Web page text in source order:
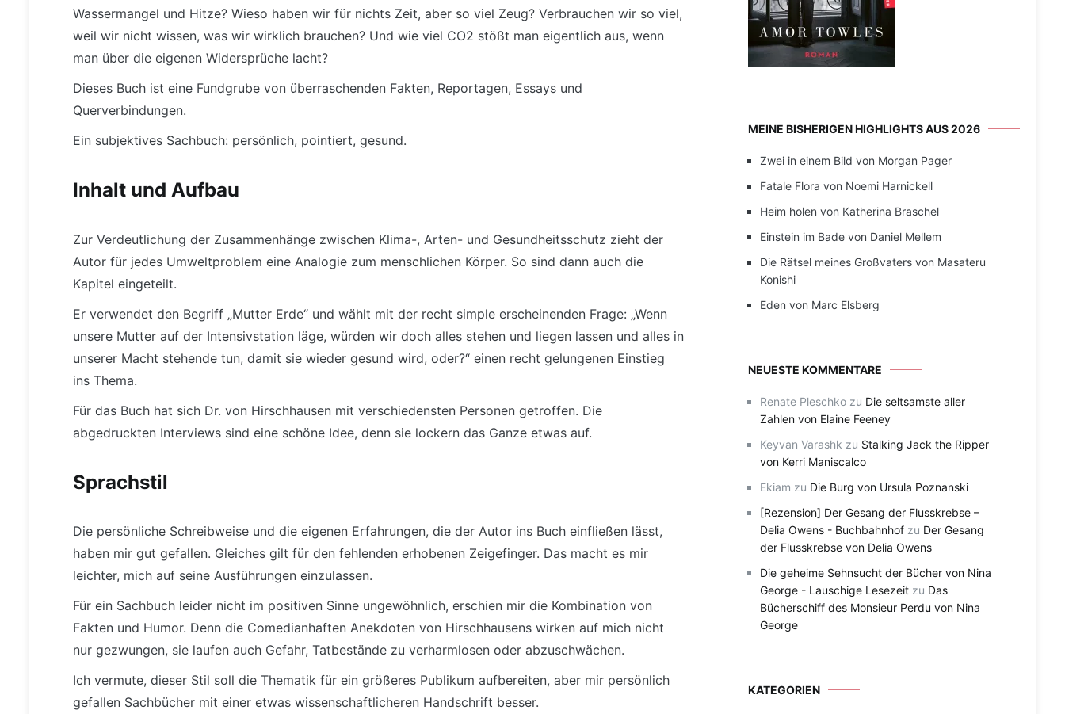
Wassermangel und Hitze? Wieso haben wir für nichts Zeit, aber so viel Zeug? Verbrauchen wir so viel,
weil wir nicht wissen, was wir wirklich brauchen? Und wie viel CO2 stößt man eigentlich aus, wenn
man über die eigenen Widersprüche lacht?
Dieses Buch ist eine Fundgrube von überraschenden Fakten, Reportagen, Essays und
Querverbindungen.
Ein subjektives Sachbuch: persönlich, pointiert, gesund.
Inhalt und Aufbau
Zur Verdeutlichung der Zusammenhänge zwischen Klima-, Arten- und Gesundheitsschutz zieht der
Autor für jedes Umweltproblem eine Analogie zum menschlichen Körper. So sind dann auch die
Kapitel eingeteilt.
Er verwendet den Begriff „Mutter Erde“ und wählt mit der recht simple erscheinenden Frage: „Wenn
unsere Mutter auf der Intensivstation läge, würden wir doch alles stehen und liegen lassen und alles in
unserer Macht stehende tun, damit sie wieder gesund wird, oder?“ einen recht gelungenen Einstieg
ins Thema.
Für das Buch hat sich Dr. von Hirschhausen mit verschiedensten Personen getroffen. Die
abgedruckten Interviews sind eine schöne Idee, denn sie lockern das Ganze etwas auf.
Sprachstil
Die persönliche Schreibweise und die eigenen Erfahrungen, die der Autor ins Buch einfließen lässt,
haben mir gut gefallen. Gleiches gilt für den fehlenden erhobenen Zeigefinger. Das macht es mir
leichter, mich auf seine Ausführungen einzulassen.
Für ein Sachbuch leider nicht im positiven Sinne ungewöhnlich, erschien mir die Kombination von
Fakten und Humor. Denn die Comedianhaften Anekdoten von Hirschhausens wirken auf mich nicht
nur gezwungen, sie laufen auch Gefahr, Tatbestände zu verharmlosen oder abzuschwächen.
Ich vermute, dieser Stil soll die Thematik für ein größeres Publikum aufbereiten, aber mir persönlich
gefallen Sachbücher mit einer etwas wissenschaftlicheren Handschrift besser.
MEINE BISHERIGEN HIGHLIGHTS AUS 2026
Zwei in einem Bild von Morgan Pager
Fatale Flora von Noemi Harnickell
Heim holen von Katherina Braschel
Einstein im Bade von Daniel Mellem
Die Rätsel meines Großvaters von Masateru
Konishi
Eden von Marc Elsberg
NEUESTE KOMMENTARE
Renate Pleschko zu Die seltsamste aller
Zahlen von Elaine Feeney
Keyvan Varashk zu Stalking Jack the Ripper
von Kerri Maniscalco
Ekiam zu Die Burg von Ursula Poznanski
[Rezension] Der Gesang der Flusskrebse –
Delia Owens - Buchbahnhof zu Der Gesang
der Flusskrebse von Delia Owens
Die geheime Sehnsucht der Bücher von Nina
George - Lauschige Lesezeit zu Das
Bücherschiff des Monsieur Perdu von Nina
George
KATEGORIEN